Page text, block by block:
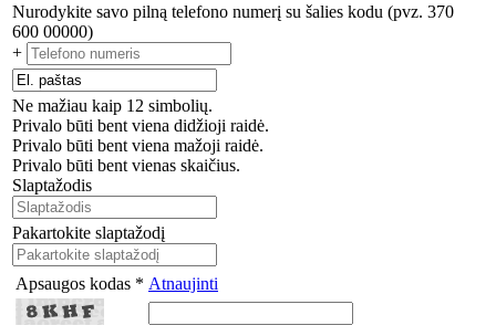
Nurodykite savo pilną telefono numerį su šalies kodu (pvz. 370
600 00000)
+
Ne mažiau kaip 12 simbolių.
Privalo būti bent viena didžioji raidė.
Privalo būti bent viena mažoji raidė.
Privalo būti bent vienas skaičius.
Slaptažodis
Pakartokite slaptažodį
Apsaugos kodas * Atnaujinti